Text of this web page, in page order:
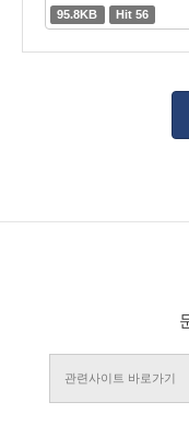
95.8KB Hit 56
관련사이트 바로가기